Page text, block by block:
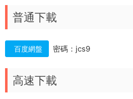
普通下載
百度網盤 密碼：jcs9
高速下載